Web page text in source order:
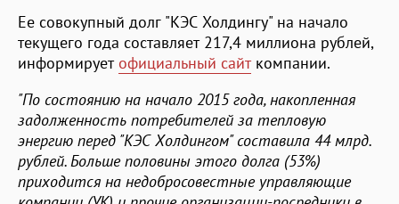
Ее совокупный долг "КЭС Холдингу" на начало
текущего года составляет 217,4 миллиона рублей,
информирует официальный сайткомпании.
"По состоянию на начало 2015 года, накопленная
задолженность потребителей за тепловую
энергию перед "КЭС Холдингом" составила 44 млрд.
рублей. Больше половины этого долга (53%)
приходится на недобросовестные управляющие